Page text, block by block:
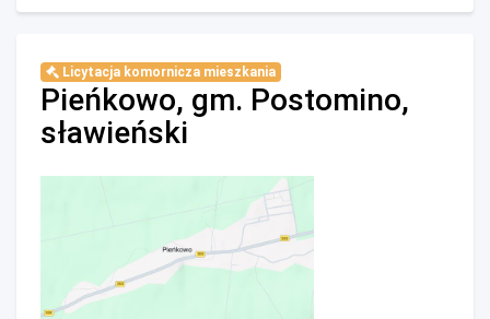
Licytacja komornicza mieszkania
Pieńkowo, gm. Postomino,
sławieński